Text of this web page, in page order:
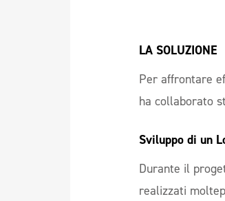
LA SOLUZIONE
Per affrontare
ha collaborato
Sviluppo di un
Durante il
realizzati